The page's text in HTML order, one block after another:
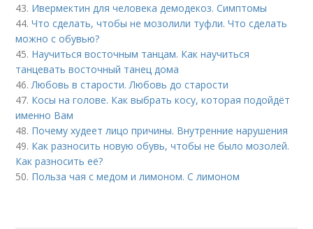
43. Ивермектин для человека демодекоз. Симптомы
44.Что сделать, чтобы не мозолили туфли. Что сделать
можно с обувью?
45. Научиться восточным танцам. Как научиться
танцевать восточный танец дома
46.Любовь в старости. Любовь до старости
47. Косы на голове. Как выбрать косу, которая подойдёт
именно Вам
48. Почему худеет лицо причины. Внутренние нарушения
49. Как разносить новую обувь, чтобы не было мозолей.
Как разносить её?
50. Польза чая с медом и лимоном. С лимоном